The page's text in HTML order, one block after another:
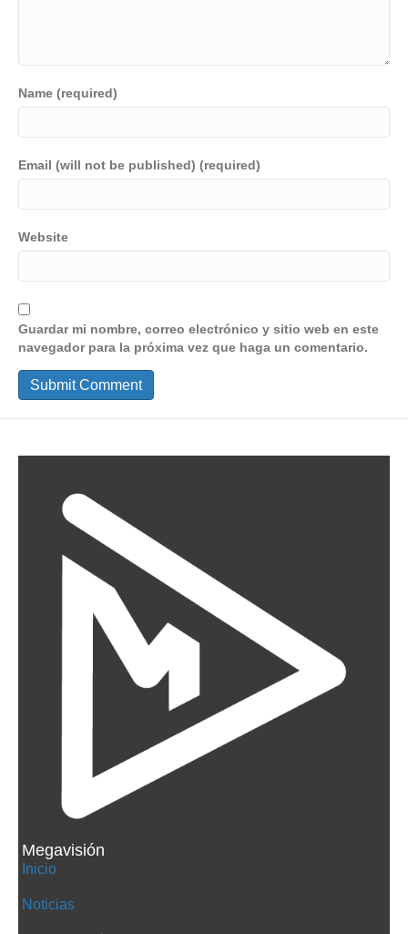
Name (required)
Email (will not be published) (required)
Website
Guardar mi nombre, correo electrónico y sitio web en este
navegador para la próxima vez que haga un comentario.
Megavisión
Inicio
Noticias